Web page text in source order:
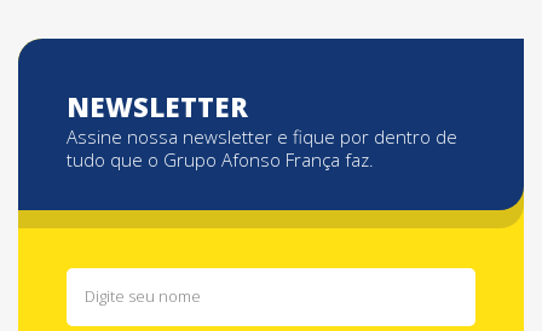
NEWSLETTER
Assine nossa newsletter e fique por dentro de
tudo que o Grupo Afonso França faz.